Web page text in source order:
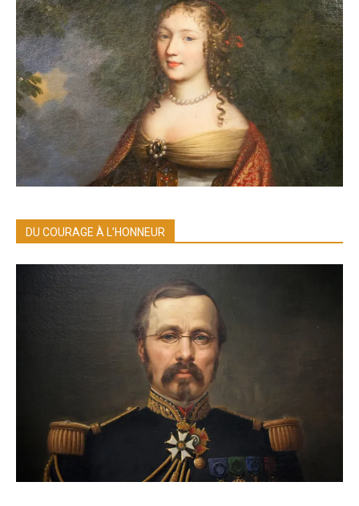
DU COURAGE À L’HONNEUR